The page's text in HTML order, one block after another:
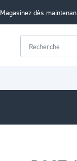
Magasinez dès
Rechercher